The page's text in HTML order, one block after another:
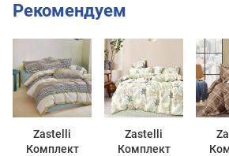
Рекомендуем
Zastelli
Комплект
Zastelli
Комплект